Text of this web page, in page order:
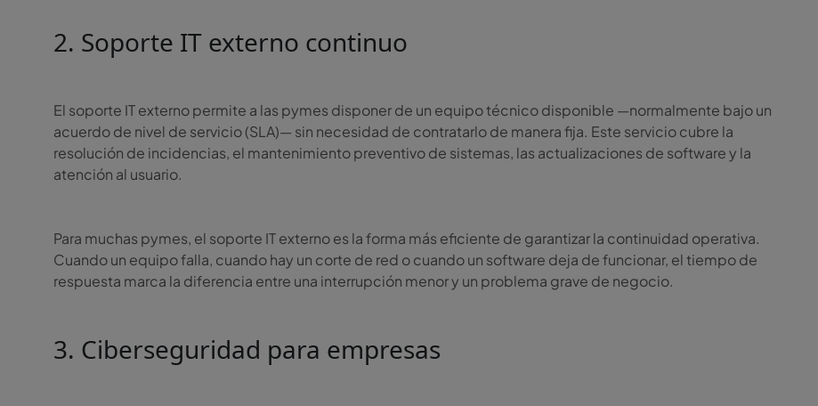
2. Soporte IT externo continuo
El soporte IT externo permite a las pymes disponer de un equipo técnico disponible —normalmente bajo un
acuerdo de nivel de servicio (SLA)— sin necesidad de contratarlo de manera fija. Este servicio cubre la
resolución de incidencias, el mantenimiento preventivo de sistemas, las actualizaciones de software y la
atención al usuario.
Para muchas pymes, el soporte IT externo es la forma más eficiente de garantizar la continuidad operativa.
Cuando un equipo falla, cuando hay un corte de red o cuando un software deja de funcionar, el tiempo de
respuesta marca la diferencia entre una interrupción menor y un problema grave de negocio.
3. Ciberseguridad para empresas